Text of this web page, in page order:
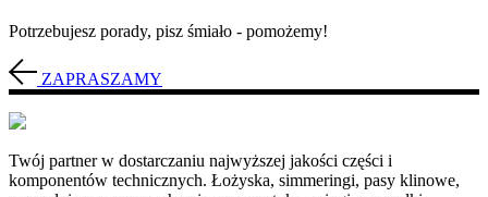
Potrzebujesz porady, pisz śmiało - pomożemy!
ZAPRASZAMY
Twój partner w dostarczaniu najwyższej jakości części i
komponentów technicznych. Łożyska, simmeringi, pasy klinowe,